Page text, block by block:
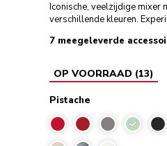
Iconische, veelzijdige mixer
verschillende kleuren.
7 meegeleverde
OP VOORRAAD (13)
Pistache
Pistache